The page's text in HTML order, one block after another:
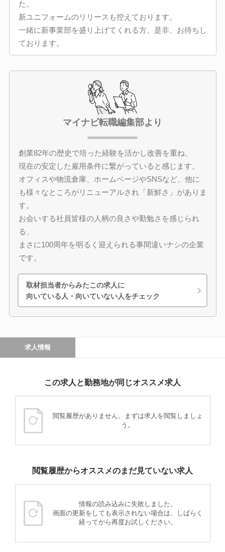
た。
新ユニフォームのリリースも控えております。
一緒に新事業部を盛り上げてくれる方、是非、お待ちし
ております。
マイナビ転職編集部より
創業82年の歴史で培った経験を活かし改善を重ね、
現在の安定した雇用条件に繋がっていると感じます。
オフィスや物流倉庫、ホームページやSNSなど、他に
も様々なところがリニューアルされ「新鮮さ」がありま
す。
お会いする社員皆様の人柄の良さや勤勉さを感じられ
る、
まさに100周年を明るく迎えられる事間違いナシの企業
です。
取材担当者からみたこの求人に
向いている人・向いていない人をチェック
求人情報
この求人と勤務地が同じオススメ求人
閲覧履歴がありません。まずは求人を閲覧しましょ
う。
閲覧履歴からオススメのまだ見ていない求人
情報の読み込みに失敗しました。
画面の更新をしても表示されない場合は、しばらく
経ってから再度お試しください。